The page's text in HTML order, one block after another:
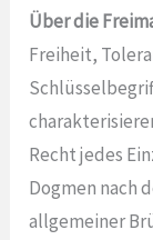
Über die
Freiheit,
Recht jedes
Dogmen nach
allgemeiner